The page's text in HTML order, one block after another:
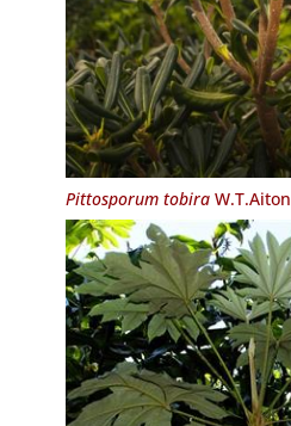
Pittosporum tobiraW.T.Aiton